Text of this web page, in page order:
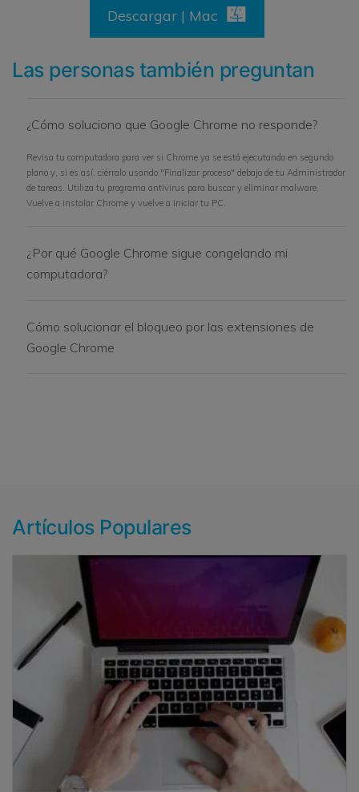
Descargar | Mac
Las personas también preguntan
¿Cómo soluciono que Google Chrome no responde?
Revisa tu computadora para ver si Chrome ya se está ejecutando en segundo
plano y, si es así, ciérralo usando "Finalizar proceso" debajo de tu Administrador
de tareas. Utiliza tu programa antivirus para buscar y eliminar malware.
Vuelve a instalar Chrome y vuelve a iniciar tu PC.
¿Por qué Google Chrome sigue congelando mi
computadora?
Cómo solucionar el bloqueo por las extensiones de
Google Chrome
Artículos Populares